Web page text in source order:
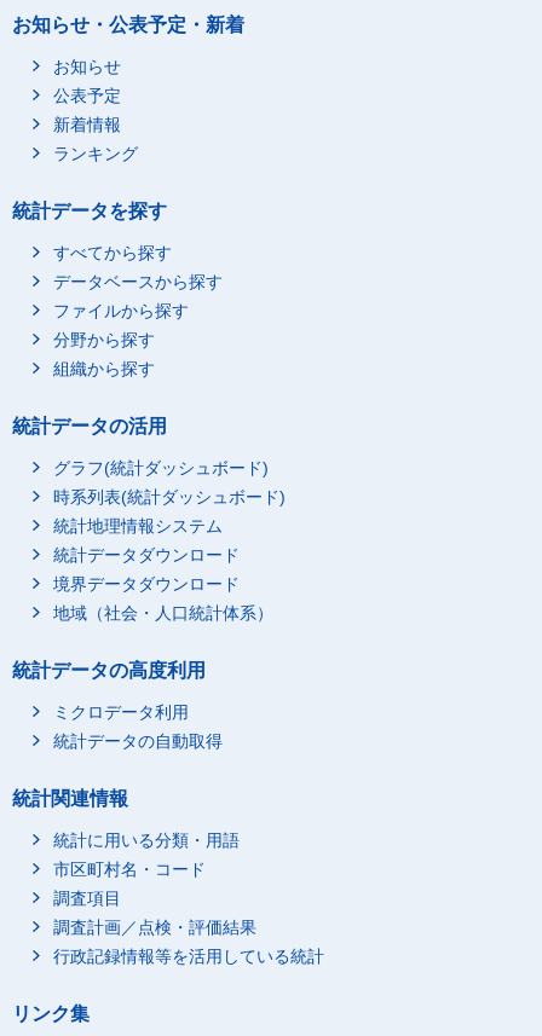
お知らせ・公表予定・新着
お知らせ
公表予定
新着情報
ランキング
統計データを探す
すべてから探す
データベースから探す
ファイルから探す
分野から探す
組織から探す
統計データの活用
グラフ(統計ダッシュボード)
時系列表(統計ダッシュボード)
統計地理情報システム
統計データダウンロード
境界データダウンロード
地域（社会・人口統計体系）
統計データの高度利用
ミクロデータ利用
統計データの自動取得
統計関連情報
統計に用いる分類・用語
市区町村名・コード
調査項目
調査計画／点検・評価結果
行政記録情報等を活用している統計
リンク集